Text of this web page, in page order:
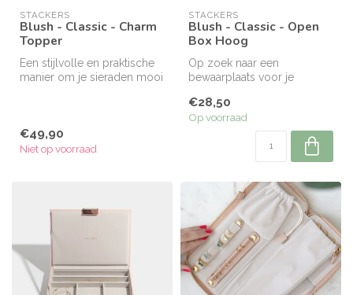
STACKERS
Blush - Classic - Charm
Topper
Een stijlvolle en praktische
manier om je sieraden mooi
€49,90
Niet op voorraad
STACKERS
Blush - Classic - Open
Box Hoog
Op zoek naar een
bewaarplaats voor je
niet langer! Dez...
€28,50
Op voorraad